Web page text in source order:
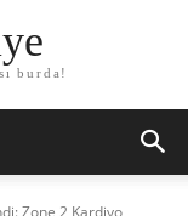
burda!
Zone 2 Kardiyo